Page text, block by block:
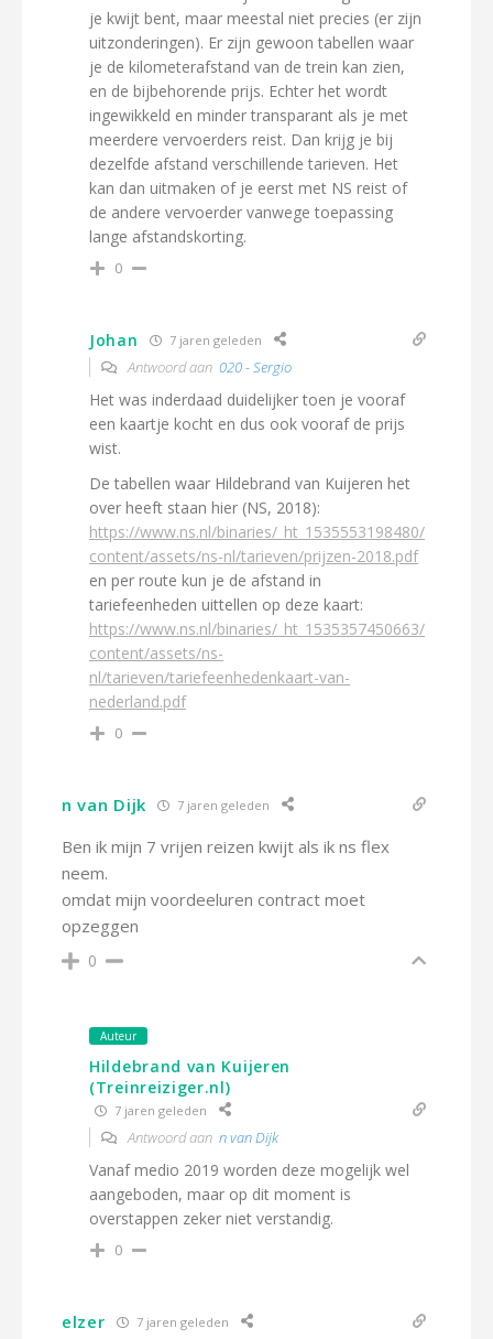
je kwijt bent, maar meestal niet precies (er zijn
uitzonderingen). Er zijn gewoon tabellen waar
je de kilometerafstand van de trein kan zien,
en de bijbehorende prijs. Echter het wordt
ingewikkeld en minder transparant als je met
meerdere vervoerders reist. Dan krijg je bij
dezelfde afstand verschillende tarieven. Het
kan dan uitmaken of je eerst met NS reist of
de andere vervoerder vanwege toepassing
lange afstandskorting.
0
Johan 7 jaren geleden
Antwoord aan 020 - Sergio
Het was inderdaad duidelijker toen je vooraf
een kaartje kocht en dus ook vooraf de prijs
wist.
De tabellen waar Hildebrand van Kuijeren het
over heeft staan hier (NS, 2018):
https://www.ns.nl/binaries/_ht_1535553198480/
content/assets/ns-nl/tarieven/prijzen-2018.pdf
en per route kun je de afstand in
tariefeenheden uittellen op deze kaart:
https://www.ns.nl/binaries/_ht_1535357450663/
content/assets/ns-
nl/tarieven/tariefeenhedenkaart-van-
nederland.pdf
0
n van Dijk 7 jaren geleden
Ben ik mijn 7 vrijen reizen kwijt als ik ns flex
neem.
omdat mijn voordeeluren contract moet
opzeggen
0
Auteur
Hildebrand van Kuijeren
(Treinreiziger.nl)
7 jaren geleden
Antwoord aan n van Dijk
Vanaf medio 2019 worden deze mogelijk wel
aangeboden, maar op dit moment is
overstappen zeker niet verstandig.
0
elzer 7 jaren geleden